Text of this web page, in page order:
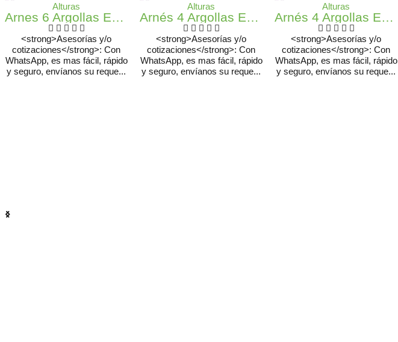
Alturas
<strong>Asesorías y/o
cotizaciones</strong>: Con
WhatsApp, es mas fácil, rápido
y seguro, envíanos su reque...
Alturas
<strong>Asesorías y/o
cotizaciones</strong>: Con
WhatsApp, es mas fácil, rápido
y seguro, envíanos su reque...
Alturas
<strong>Asesorías y/o
cotizaciones</strong>: Con
WhatsApp, es mas fácil, rápido
y seguro, envíanos su reque...